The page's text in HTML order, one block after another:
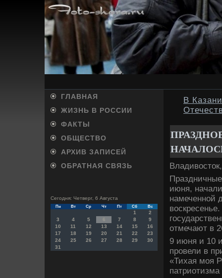
ГЛАВНАЯ
ЖИЗНЬ В РОССИИ
ФАКТЫ
ОБЩЕСТВО
АРХИВ ЗАПИСЕЙ
ОБРАТНАЯ СВЯЗЬ
Сегодня: Четверг, 6 Августа
Пн Вт Ср Чт Пт Сб Вс
1
2
3
4 5 6 7 8
9
10
11 12 13 14 15
16
17
18 19 20 21 22
23
24
25 26 27 28 29
30
31
В
июня,
намеченной
отмечают в
9 июня и 10
провели в
«Тихая моя